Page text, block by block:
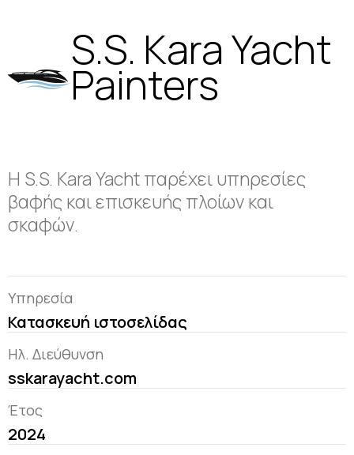
S.S. Kara Yacht
Painters
Η S.S. Kara Yacht παρέχει υπηρεσίες
βαφής και επισκευής πλοίων και
σκαφών.
Υπηρεσία
Κατασκευή ιστοσελίδας
Ηλ. Διεύθυνση
sskarayacht.com
Έτος
2024